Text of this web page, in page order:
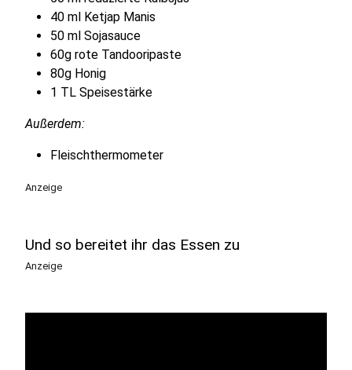
40 ml Ketjap Manis
50 ml Sojasauce
60g rote Tandooripaste
80g Honig
1 TL Speisestärke
Außerdem:
Fleischthermometer
Anzeige
Und so bereitet ihr das Essen zu
Anzeige